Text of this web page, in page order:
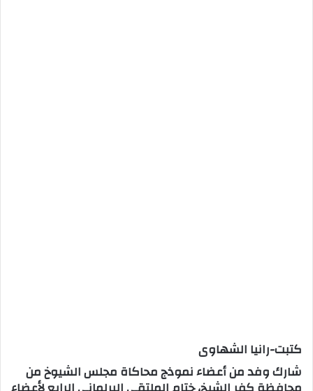
كتبت-رانيا الشهاوى
شارك وفد من أعضاء نموذج محاكاة مجلس الشيوخ من